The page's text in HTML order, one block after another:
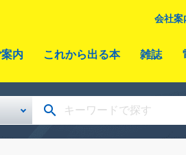
会社案
内 これから出る本 雑誌